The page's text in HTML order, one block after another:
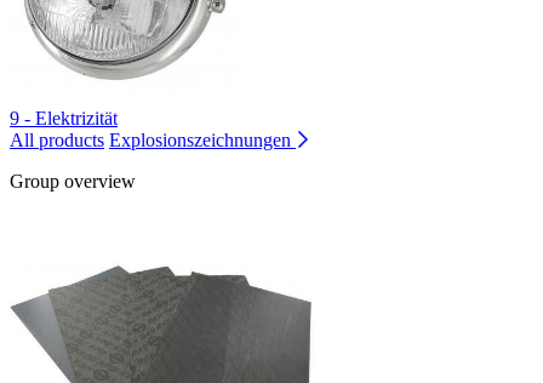
9 - Elektrizität
All products Explosionszeichnungen
Group overview